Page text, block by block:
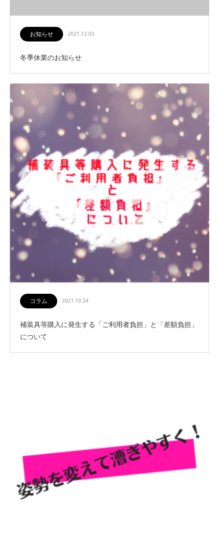
お知らせ 2021.12.03
冬季休業のお知らせ
コラム 2021.10.24
補装具等購入に発生する「ご利用者負担」と「差額負担」
について